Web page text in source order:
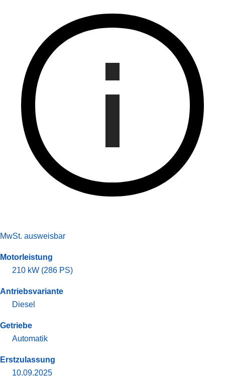
MwSt. ausweisbar
Motorleistung
210 kW (286 PS)
Antriebsvariante
Diesel
Getriebe
Automatik
Erstzulassung
10.09.2025